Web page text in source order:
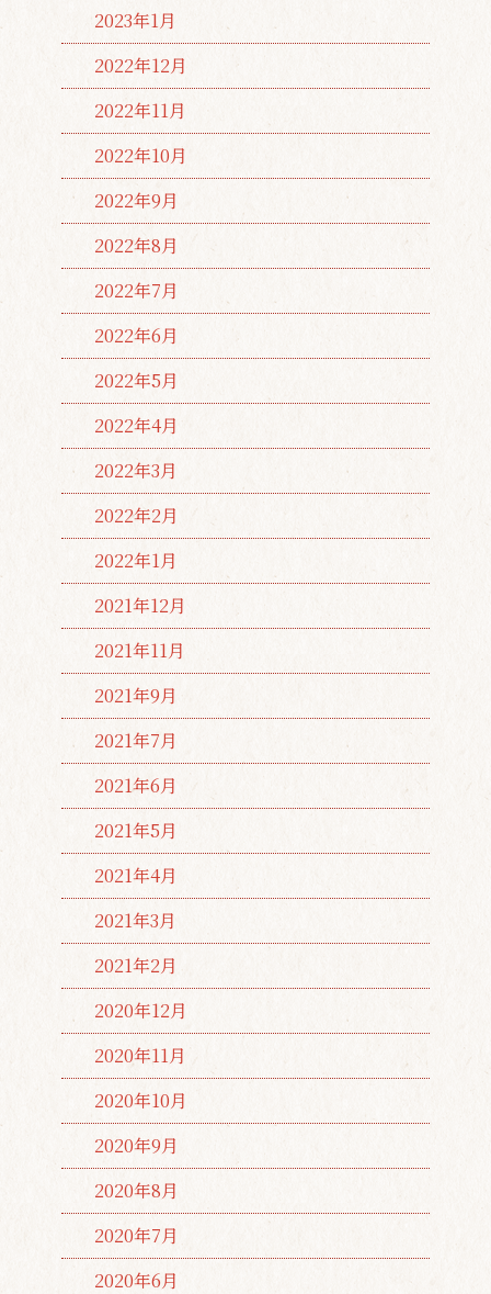
2023年1月
2022年12月
2022年11月
2022年10月
2022年9月
2022年8月
2022年7月
2022年6月
2022年5月
2022年4月
2022年3月
2022年2月
2022年1月
2021年12月
2021年11月
2021年9月
2021年7月
2021年6月
2021年5月
2021年4月
2021年3月
2021年2月
2020年12月
2020年11月
2020年10月
2020年9月
2020年8月
2020年7月
2020年6月